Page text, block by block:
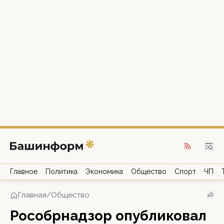
Главное Политика Экономика Общество Спорт ЧП
Главная/Общество
Рособрнадзор опубликовал